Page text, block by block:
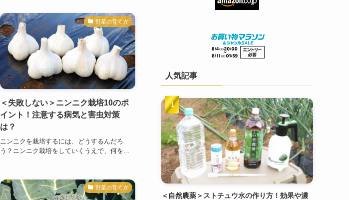
野菜の育て方
＜失敗しない＞ニンニク栽培10のポ
イント！注意する病気と害虫対策
は？
ニンニクを栽培するには、どうするんだろ
う？ニンニク栽培をしていくうえで、何を...
野菜の育て方
人気記事
＜自然農薬＞ストチュウ水の作り方！効果や濃